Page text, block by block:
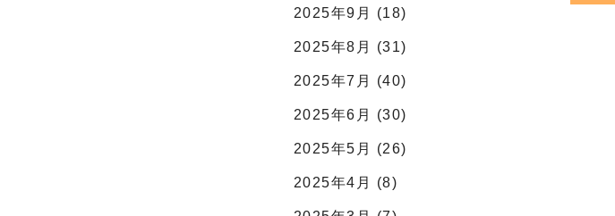
2025年9月 (18)
2025年8月 (31)
2025年7月 (40)
2025年6月 (30)
2025年5月 (26)
2025年4月 (8)